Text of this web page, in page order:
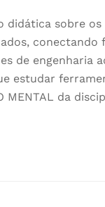
sobre os
de engenharia
estudar
MENTAL da